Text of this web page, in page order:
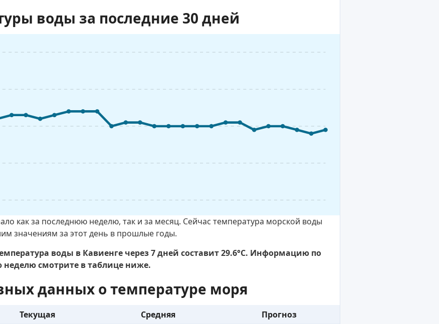
воды за последние 30 дней
как за последнюю неделю, так и за месяц. Сейчас температура морской воды
значениям за этот день в прошлые годы.
воды в Кавиенге через 7 дней составит 29.6°C. Информацию по
смотрите в таблице ниже.
данных о температуре моря
Текущая Средняя
Прогноз